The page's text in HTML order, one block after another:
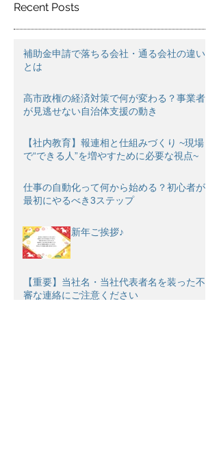
Recent Posts
補助金申請で落ちる会社・通る会社の違い
とは
高市政権の経済対策で何が変わる？事業者
が見逃せない自治体支援の動き
【社内教育】報連相と仕組みづくり ~現場
で“できる人”を増やすために必要な視点~
仕事の自動化って何から始める？初心者が
最初にやるべき3ステップ
新年ご挨拶♪
【重要】当社名・当社代表者名を装った不
審な連絡にご注意ください